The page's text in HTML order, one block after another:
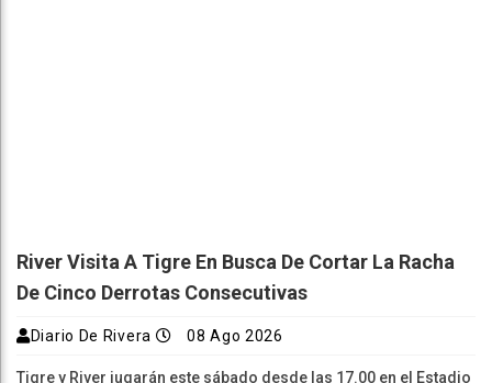
River Visita A Tigre En Busca De Cortar La Racha
De Cinco Derrotas Consecutivas
Diario De Rivera 08 Ago 2026
Tigre y River jugarán este sábado desde las 17.00 en el Estadio